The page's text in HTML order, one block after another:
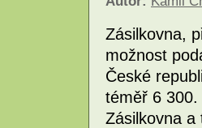
Zásilkovna,
možnost
České
téměř 6 300.
Zásilkovna a